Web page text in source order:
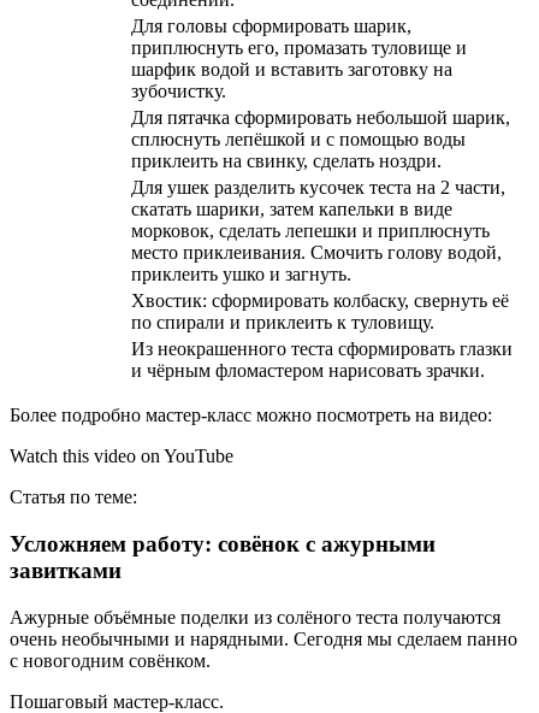
Для головы сформировать шарик,
приплюснуть его, промазать туловище и
шарфик водой и вставить заготовку на
зубочистку.
Для пятачка сформировать небольшой шарик,
сплюснуть лепёшкой и с помощью воды
приклеить на свинку, сделать ноздри.
Для ушек разделить кусочек теста на 2 части,
скатать шарики, затем капельки в виде
морковок, сделать лепешки и приплюснуть
место приклеивания. Смочить голову водой,
приклеить ушко и загнуть.
Хвостик: сформировать колбаску, свернуть её
по спирали и приклеить к туловищу.
Из неокрашенного теста сформировать глазки
и чёрным фломастером нарисовать зрачки.
Более подробно мастер-класс можно посмотреть на видео:
Watch this video on YouTube
Статья по теме:
Усложняем работу: совёнок с ажурными
завитками
Ажурные объёмные поделки из солёного теста получаются
очень необычными и нарядными. Сегодня мы сделаем панно
с новогодним совёнком.
Пошаговый мастер-класс.